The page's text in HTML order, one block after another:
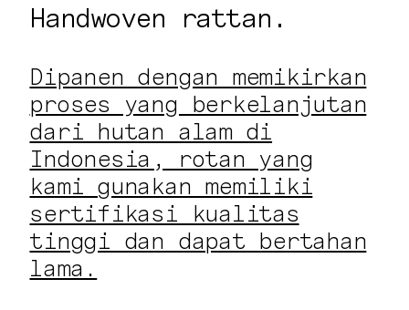
Handwoven rattan.
Dipanen dengan memikirkan
proses yang berkelanjutan
dari hutan alam di
Indonesia, rotan yang
kami gunakan memiliki
sertifikasi kualitas
tinggi dan dapat bertahan
lama.